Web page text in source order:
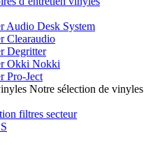
Audio Desk System
Clearaudio
Degritter
Okki Nokki
Pro-Ject
Notre sélection de vinyles
filtres secteur